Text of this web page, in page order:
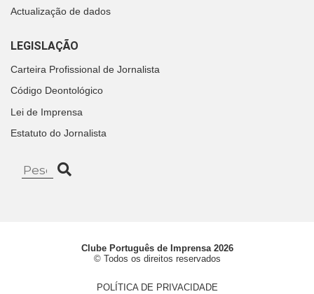
Actualização de dados
LEGISLAÇÃO
Carteira Profissional de Jornalista
Código Deontológico
Lei de Imprensa
Estatuto do Jornalista
Clube Português de Imprensa 2026
© Todos os direitos reservados
POLÍTICA DE PRIVACIDADE